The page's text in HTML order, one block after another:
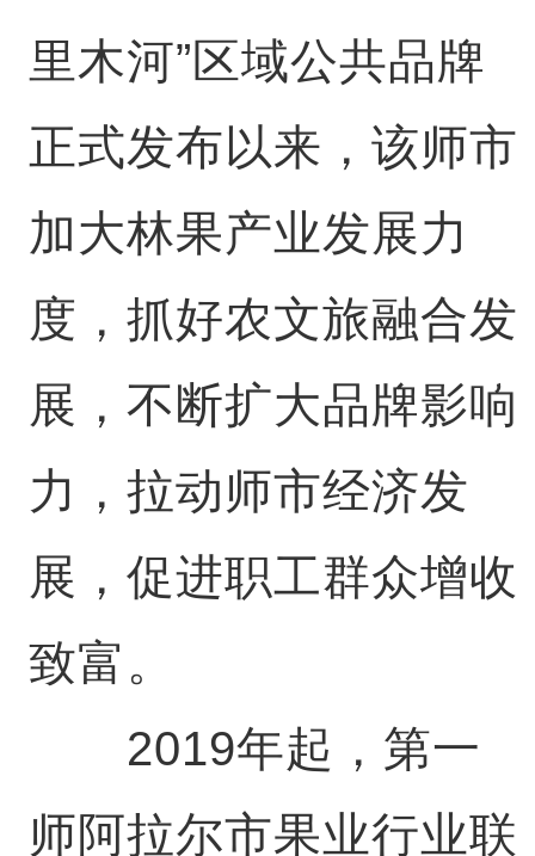
里木河”区域公共品牌
正式发布以来，该师市
加大林果产业发展力
度，抓好农文旅融合发
展，不断扩大品牌影响
力，拉动师市经济发
展，促进职工群众增收
致富。
2019年起，第一
师阿拉尔市果业行业联